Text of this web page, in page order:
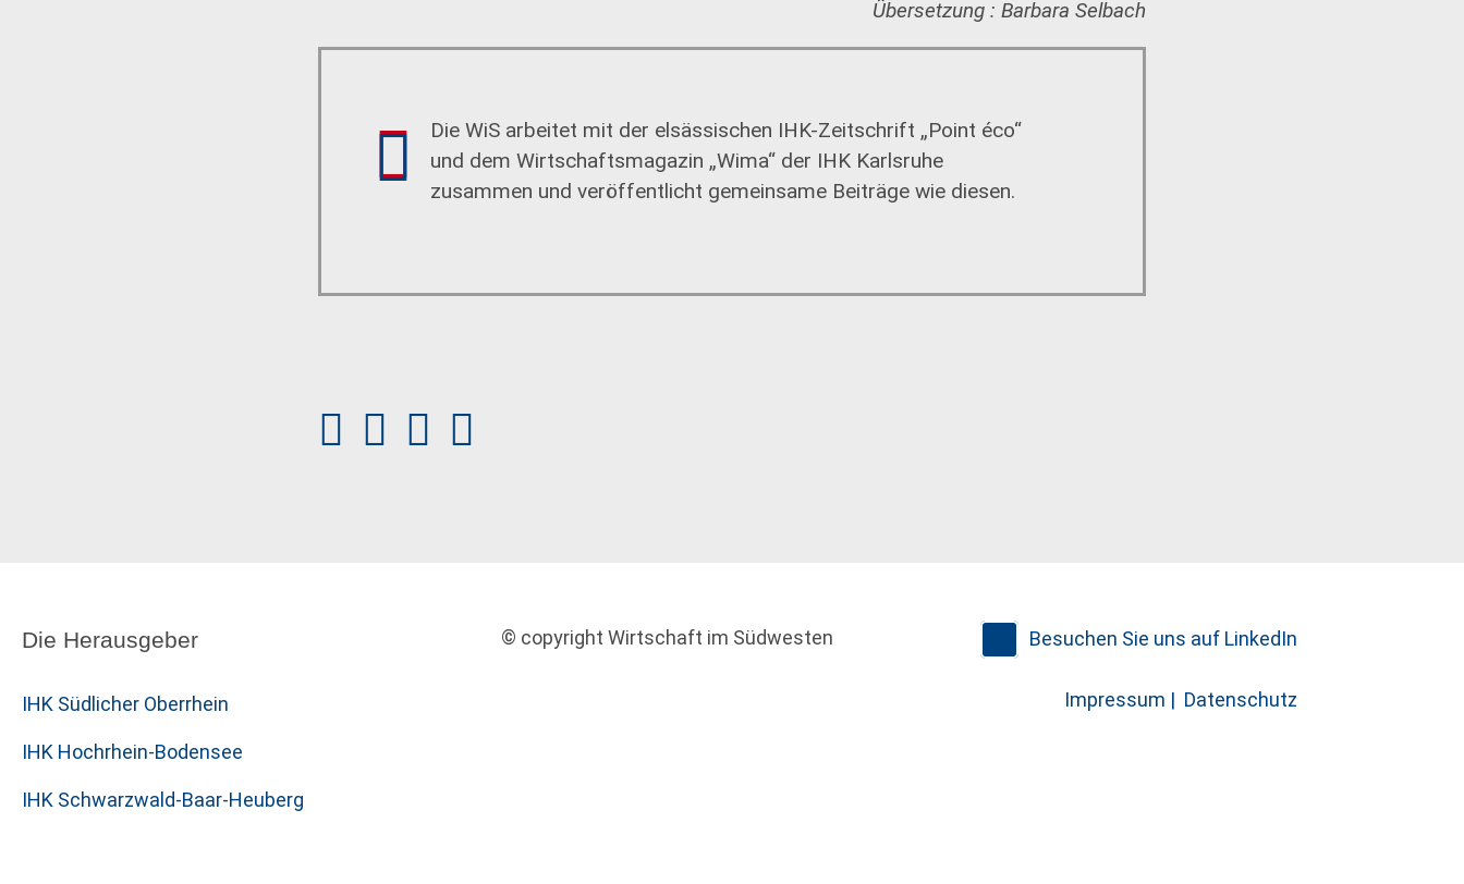
Übersetzung : Barbara Selbach
Die WiS arbeitet mit der elsässischen IHK-Zeitschrift „Point éco“
und dem Wirtschaftsmagazin „Wima“ der IHK Karlsruhe
zusammen und veröffentlicht gemeinsame Beiträge wie diesen.
Die Herausgeber
IHK Südlicher Oberrhein
IHK Hochrhein-Bodensee
IHK Schwarzwald-Baar-Heuberg
© copyright Wirtschaft im Südwesten Besuchen Sie uns auf LinkedIn
Impressum | Datenschutz